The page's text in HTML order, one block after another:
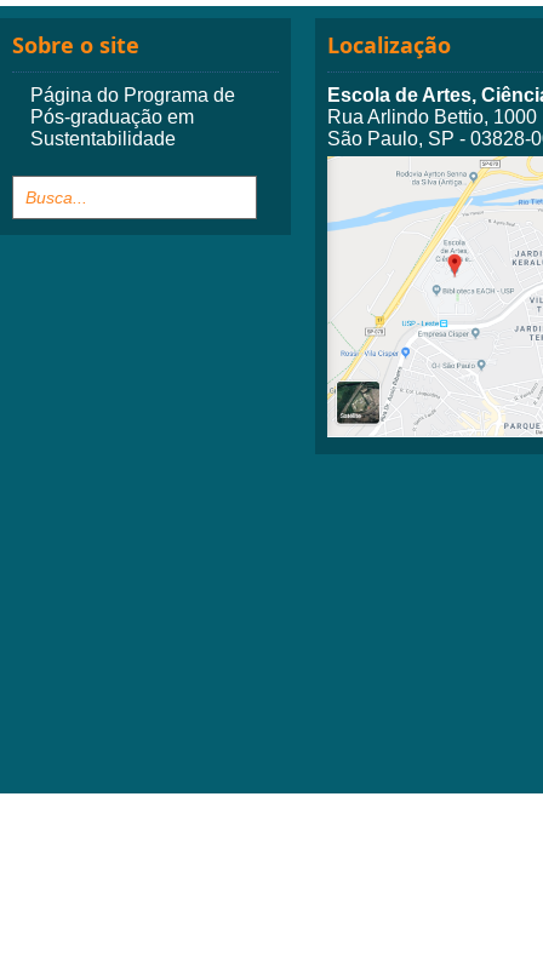
Sobre o site
Página do Programa de
Pós-graduação em
Sustentabilidade
Localização
Escola de Artes,
Rua Arlindo Bettio, 1000
São Paulo, SP - 03828-